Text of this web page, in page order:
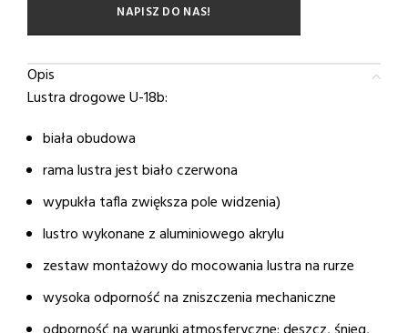
NAPISZ DO NAS!
Opis
Lustra drogowe U-18b:
biała obudowa
rama lustra jest biało czerwona
wypukła tafla zwiększa pole widzenia)
lustro wykonane z aluminiowego akrylu
zestaw montażowy do mocowania lustra na rurze
wysoka odporność na zniszczenia mechaniczne